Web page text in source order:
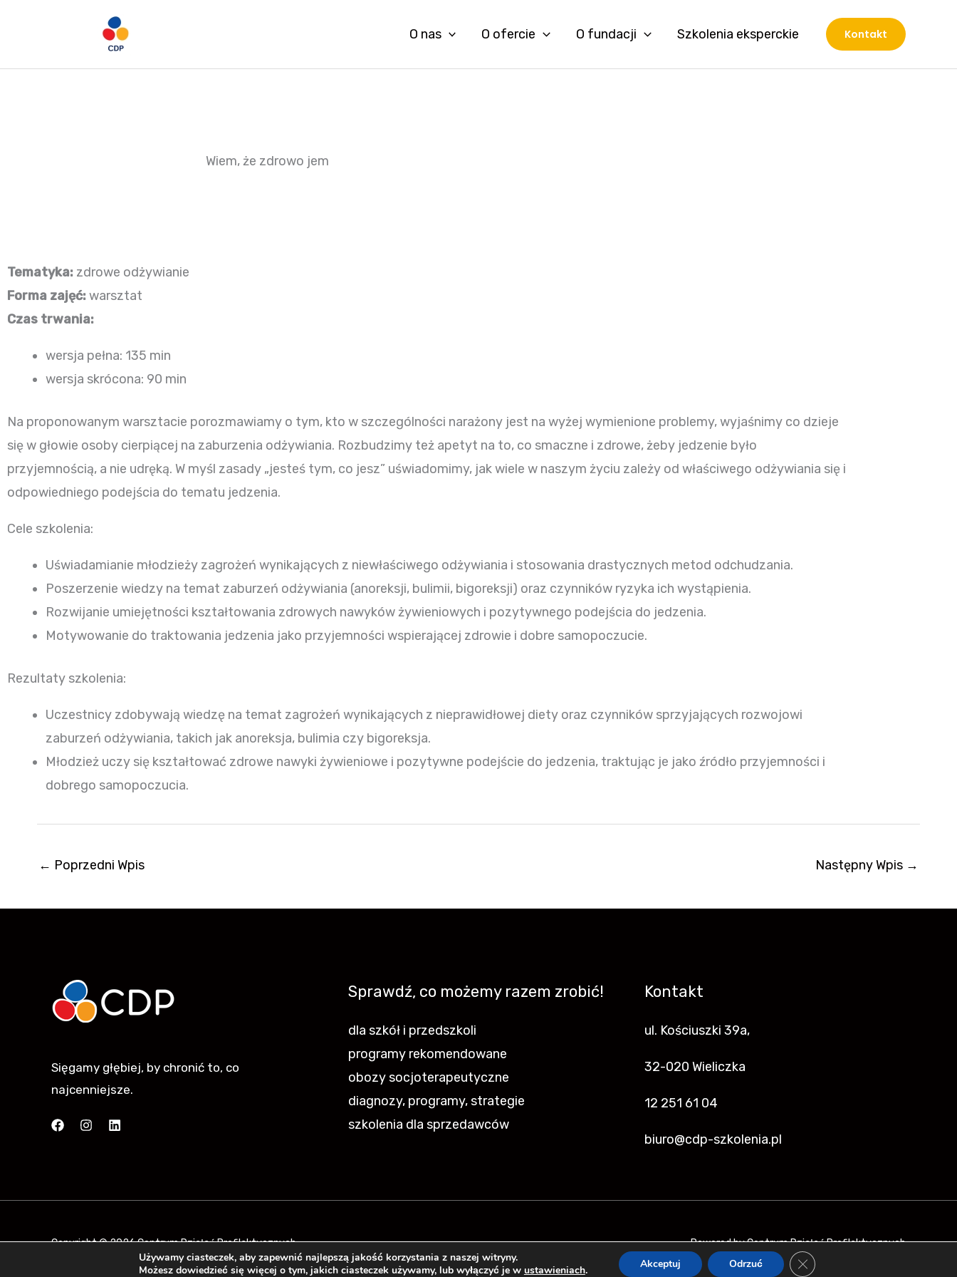
O nas O ofercie O fundacji Szkolenia eksperckie Kontakt
Wiem, że zdrowo jem
Tematyka: zdrowe odżywianie
Forma zajęć:warsztat
Czas trwania:
wersja pełna: 135 min
wersja skrócona: 90 min
Na proponowanym warsztacie porozmawiamy o tym, kto w szczególności narażony jest na wyżej wymienione problemy, wyjaśnimy co dzieje
sięw głowie osoby cierpiącej na zaburzenia odżywiania. Rozbudzimy też apetyt na to, co smaczne i zdrowe, żeby jedzenie było
przyjemnością, a nie udręką. W myśl zasady „jesteś tym, co jesz” uświadomimy, jak wiele w naszym życiu zależy od właściwego odżywiania się i
odpowiedniego podejścia do tematu jedzenia.
Cele szkolenia:
Uświadamianie młodzieży zagrożeń wynikających z niewłaściwego odżywiania i stosowania drastycznych metod odchudzania.
Poszerzenie wiedzy na temat zaburzeń odżywiania (anoreksji, bulimii, bigoreksji) oraz czynników ryzyka ich wystąpienia.
Rozwijanie umiejętności kształtowania zdrowych nawyków żywieniowych i pozytywnego podejścia do jedzenia.
Motywowanie do traktowania jedzenia jako przyjemności wspierającej zdrowie i dobre samopoczucie.
Rezultaty szkolenia:
Uczestnicy zdobywają wiedzę na temat zagrożeń wynikających z nieprawidłowej diety oraz czynników sprzyjających rozwojowi
zaburzeń odżywiania, takich jak anoreksja, bulimia czy bigoreksja.
Młodzież uczy się kształtować zdrowe nawyki żywieniowe i pozytywne podejście do jedzenia, traktując je jako źródło przyjemności i
dobrego samopoczucia.
← Poprzedni Wpis Następny Wpis →
Sięgamy głębiej, by chronić to, co
najcenniejsze.
Sprawdź, co możemy razem zrobić!
dla szkół i przedszkoli
programy rekomendowane
obozy socjoterapeutyczne
diagnozy, programy, strategie
szkolenia dla sprzedawców
Kontakt
ul. Kościuszki 39a,
32-020 Wieliczka
12 251 61 04
biuro@cdp-szkolenia.pl
Copyright © 2026 Centrum Działań Profilaktycznych Powered by Centrum Działań Profilaktycznych
Używamy ciasteczek, aby zapewnić najlepszą jakość korzystania z naszej witryny.
Możesz dowiedzieć się więcej o tym, jakich ciasteczek używamy, lub wyłączyć je w ustawieniach. Akceptuj Odrzuć Zamknij Panel Powiadomień O